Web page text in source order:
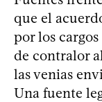
que el
por los
de contralor
las venias
Una fuente